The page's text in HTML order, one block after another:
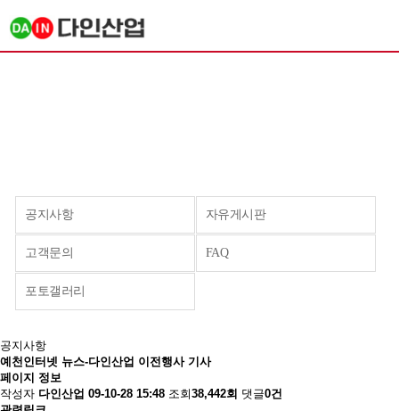
공지사항 자유게시판
고객문의 FAQ
포토갤러리
공지사항
예천인터넷 뉴스-다인산업 이전행사 기사
페이지 정보
작성자 다인산업 09-10-28 15:48 조회38,442회 댓글0건